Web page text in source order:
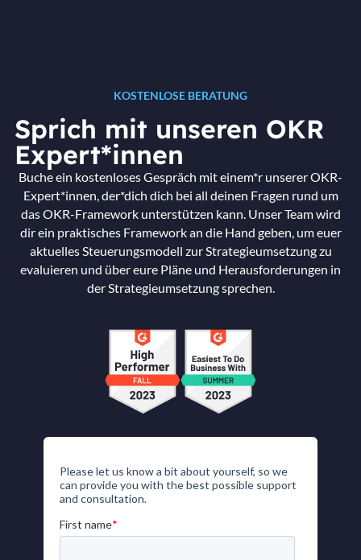
KOSTENLOSE BERATUNG
Sprich mit unseren OKR
Expert*innen
Buche ein kostenloses Gespräch mit einem*r unserer OKR-
Expert*innen, der*dich dich bei all deinen Fragen rund um
das OKR-Framework unterstützen kann. Unser Team wird
dir ein praktisches Framework an die Hand geben, um euer
aktuelles Steuerungsmodell zur Strategieumsetzung zu
evaluieren und über eure Pläne und Herausforderungen in
der Strategieumsetzung sprechen.